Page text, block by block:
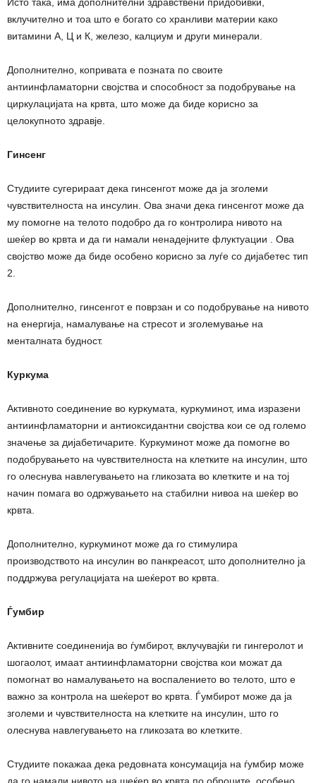
Исто така, има дополнителни здравствени придобивки,
вклучително и тоа што е богато со хранливи материи како
витамини А, Ц и К, железо, калциум и други минерали.
Дополнително, копривата е позната по своите
антиинфламаторни својства и способност за подобрување на
циркулацијата на крвта, што може да биде корисно за
целокупното здравје.
Гинсенг
Студиите сугерираат дека гинсенгот може да ја зголеми
чувствителноста на инсулин. Ова значи дека гинсенгот може да
му помогне на телото подобро да го контролира нивото на
шеќер во крвта и да ги намали ненадејните флуктуации . Ова
својство може да биде особено корисно за луѓе со дијабетес тип
2.
Дополнително, гинсенгот е поврзан и со подобрување на нивото
на енергија, намалување на стресот и зголемување на
менталната будност.
Куркума
Активното соединение во куркумата, куркуминот, има изразени
антиинфламаторни и антиоксидантни својства кои се од големо
значење за дијабетичарите. Куркуминот може да помогне во
подобрувањето на чувствителноста на клетките на инсулин, што
го олеснува навлегувањето на гликозата во клетките и на тој
начин помага во одржувањето на стабилни нивоа на шеќер во
крвта.
Дополнително, куркуминот може да го стимулира
производството на инсулин во панкреасот, што дополнително ја
поддржува регулацијата на шеќерот во крвта.
Ѓумбир
Активните соединенија во ѓумбирот, вклучувајќи ги гингеролот и
шогаолот, имаат антиинфламаторни својства кои можат да
помогнат во намалувањето на воспалението во телото, што е
важно за контрола на шеќерот во крвта. Ѓумбирот може да ја
зголеми и чувствителноста на клетките на инсулин, што го
олеснува навлегувањето на гликозата во клетките.
Студиите покажаа дека редовната консумација на ѓумбир може